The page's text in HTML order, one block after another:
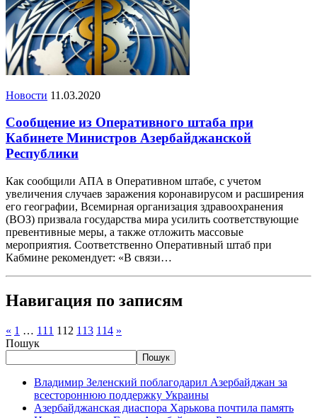
Новости 11.03.2020
Сообщение из Оперативного штаба при
Кабинете Министров Азербайджанской
Республики
Как сообщили АПА в Оперативном штабе, с учетом
увеличения случаев заражения коронавирусом и расширения
его географии, Всемирная организация здравоохранения
(ВОЗ) призвала государства мира усилить соответствующие
превентивные меры, а также отложить массовые
мероприятия. Соответственно Оперативный штаб при
Кабмине рекомендует: «В связи…
Навигация по записям
« 1 … 111 112 113 114 »
Пошук
Пошук
Владимир Зеленский поблагодарил Азербайджан за
всестороннюю поддержку Украины
Азербайджанская диаспора Харькова почтила память